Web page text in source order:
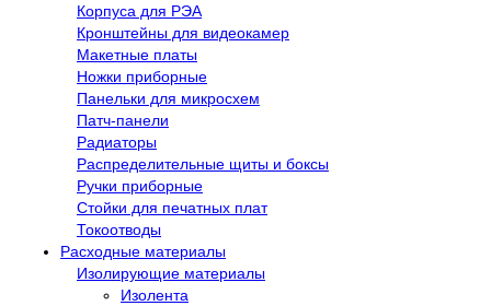
Корпуса для РЭА
Кронштейны для видеокамер
Макетные платы
Ножки приборные
Панельки для микросхем
Патч-панели
Радиаторы
Распределительные щиты и боксы
Ручки приборные
Стойки для печатных плат
Токоотводы
Расходные материалы
Изолирующие материалы
Изолента